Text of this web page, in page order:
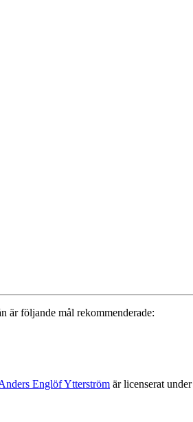
är följande mål rekommenderade:
Englöf Ytterström är licenserat under